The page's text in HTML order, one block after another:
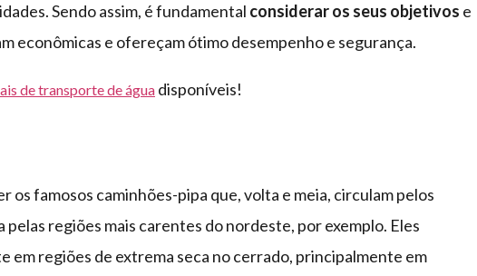
Sendo assim, é fundamental considerar os seus objetivos e
econômicas e ofereçam ótimo desempenho e segurança.
de transporte de água disponíveis!
os famosos caminhões-pipa que, volta e meia, circulam pelos
regiões mais carentes do nordeste, por exemplo. Eles
em regiões de extrema seca no cerrado, principalmente em